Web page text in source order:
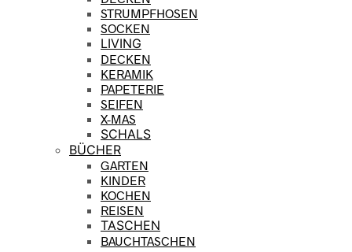
STRUMPFHOSEN
SOCKEN
LIVING
DECKEN
KERAMIK
PAPETERIE
SEIFEN
X-MAS
SCHALS
BÜCHER
GARTEN
KINDER
KOCHEN
REISEN
TASCHEN
BAUCHTASCHEN